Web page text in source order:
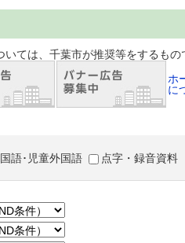
推奨等をするものでは
ホ
に
語･児童外国語 点字・録音資料